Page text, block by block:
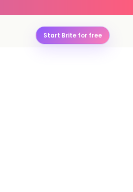
Start Brite for free